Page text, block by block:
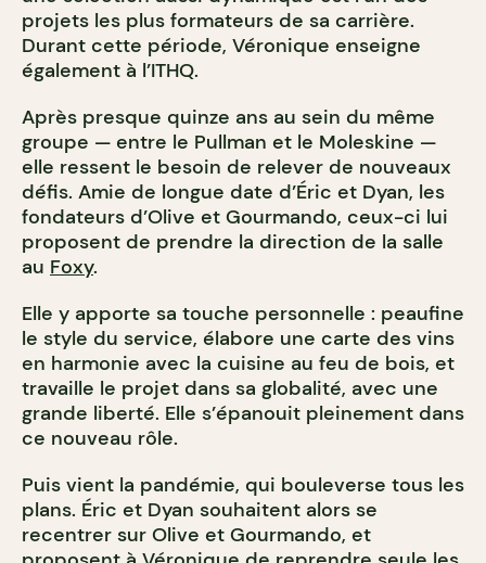
projets les plus formateurs de sa carrière.
Durant cette période, Véronique enseigne
également à l’ITHQ.
Après presque quinze ans au sein du même
groupe — entre le Pullman et le Moleskine —
elle ressent le besoin de relever de nouveaux
défis. Amie de longue date d’Éric et Dyan, les
fondateurs d’Olive et Gourmando, ceux-ci lui
proposent de prendre la direction de la salle
au Foxy.
Elle y apporte sa touche personnelle : peaufine
le style du service, élabore une carte des vins
en harmonie avec la cuisine au feu de bois, et
travaille le projet dans sa globalité, avec une
grande liberté. Elle s’épanouit pleinement dans
ce nouveau rôle.
Puis vient la pandémie, qui bouleverse tous les
plans. Éric et Dyan souhaitent alors se
recentrer sur Olive et Gourmando, et